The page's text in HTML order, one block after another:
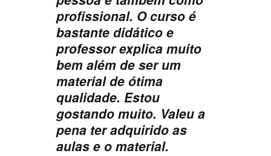
profissional. O curso é
bastante didático e
professor explica muito
bem além de ser um
material de ótima
qualidade. Estou
gostando muito. Valeu a
pena ter adquirido as
aulas e o material.